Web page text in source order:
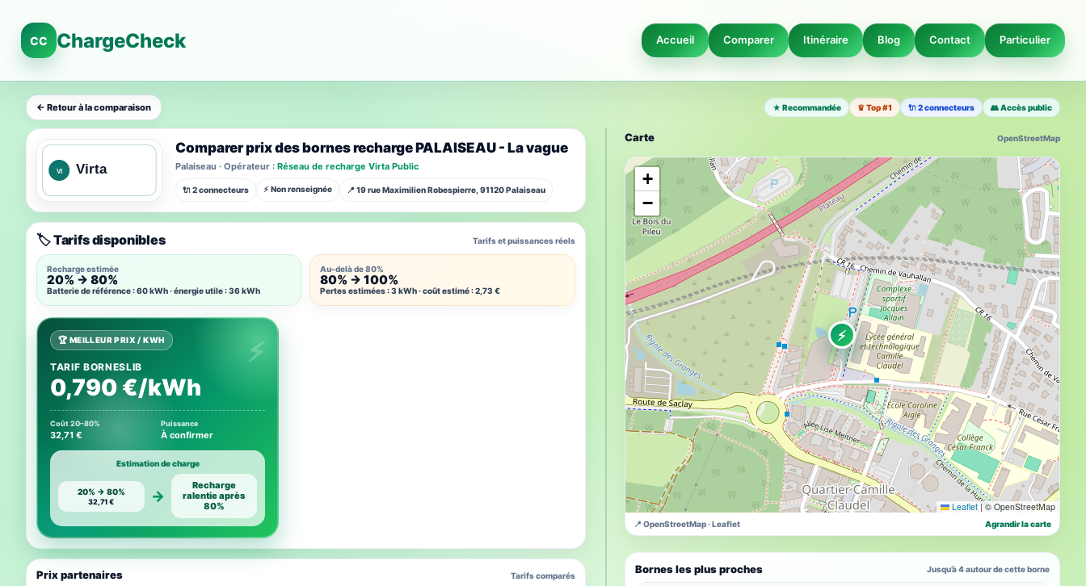
CC ChargeCheck Accueil Comparer Itinéraire Blog Contact Particulier
← Retour à la comparaison ★ Recommandée ♛ Top #1 🔌 2 connecteurs 👥 Accès public
Comparer prix des bornes recharge PALAISEAU - La vague
Palaiseau · Opérateur : Réseau de recharge Virta Public
🔌 2 connecteurs ⚡ Non renseignée 📍 19 rue Maximilien Robespierre, 91120 Palaiseau
Carte OpenStreetMap
⚡
+
−
Leaflet |© OpenStreetMap
📍 OpenStreetMap · Leaflet Agrandir la carte
Bornes les plus proches Jusqu’à 4 autour de cette borne
🏷️ Tarifs disponibles Tarifs et puissances réels
Recharge estimée
20% → 80%
Batterie de référence : 60 kWh · énergie utile : 36 kWh
Au-delà de 80%
80% → 100%
Pertes estimées : 3 kWh · coût estimé : 2,73 €
🏆 MEILLEUR PRIX / KWH
TARIF BORNESLIB
0,790 €/kWh
Coût 20–80%
32,71 €
Puissance
À confirmer
Estimation de charge
20% → 80%
32,71 € →
Recharge
ralentie après
80%
Prix partenaires Tarifs comparés